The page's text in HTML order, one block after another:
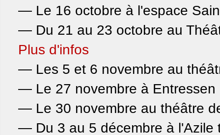
— Le 16 octobre à l'espace
— Du 21 au 23 octobre au
Plus d'infos
— Les 5 et 6 novembre au
— Le 27 novembre à Entressen
— Le 30 novembre au théâtre
— Du 3 au 5 décembre à